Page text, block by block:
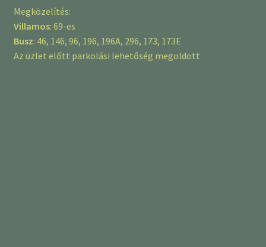
Megközelítés:
Villamos: 69-es
Busz: 46, 146, 96, 196, 196A, 296, 173, 173E
Az üzlet előtt parkolási lehetőség megoldott